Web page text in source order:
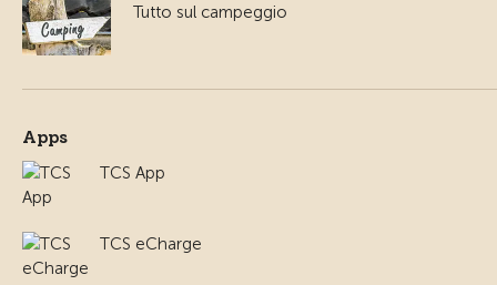
Tutto sul campeggio
Apps
TCS App
TCS eCharge